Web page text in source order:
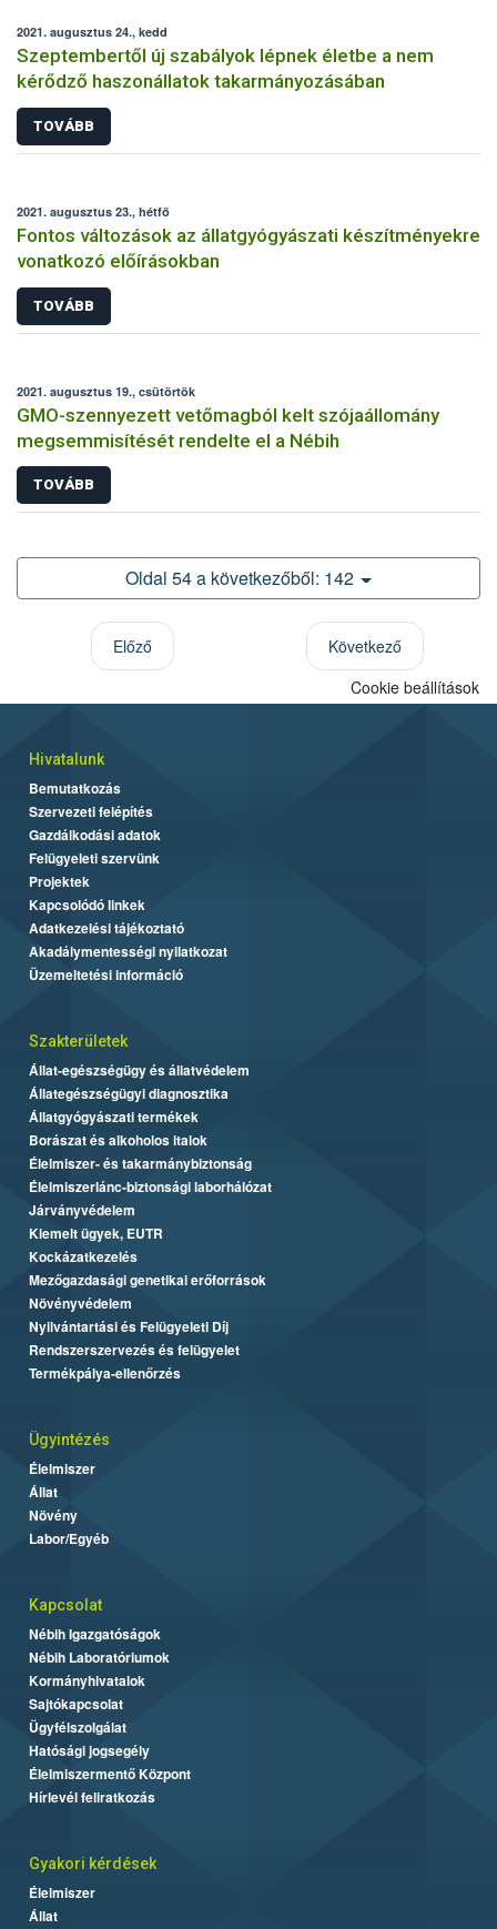
2021. augusztus 24., kedd
Szeptembertől új szabályok lépnek életbe a nem
kérődző haszonállatok takarmányozásában
TOVÁBB
2021. augusztus 23., hétfő
Fontos változások az állatgyógyászati készítményekre
vonatkozó előírásokban
TOVÁBB
2021. augusztus 19., csütörtök
GMO-szennyezett vetőmagból kelt szójaállomány
megsemmisítését rendelte el a Nébih
TOVÁBB
Oldal 54 a következőből: 142
Előző
Következő
Cookie beállítások
Hivatalunk
Bemutatkozás
Szervezeti felépítés
Gazdálkodási adatok
Felügyeleti szervünk
Projektek
Kapcsolódó linkek
Adatkezelési tájékoztató
Akadálymentességi nyilatkozat
Üzemeltetési információ
Szakterületek
Állat-egészségügy és állatvédelem
Állategészségügyi diagnosztika
Állatgyógyászati termékek
Borászat és alkoholos italok
Élelmiszer- és takarmánybiztonság
Élelmiszerlánc-biztonsági laborhálózat
Járványvédelem
Kiemelt ügyek, EUTR
Kockázatkezelés
Mezőgazdasági genetikai erőforrások
Növényvédelem
Nyilvántartási és Felügyeleti Díj
Rendszerszervezés és felügyelet
Termékpálya-ellenőrzés
Ügyintézés
Élelmiszer
Állat
Növény
Labor/Egyéb
Kapcsolat
Nébih Igazgatóságok
Nébih Laboratóriumok
Kormányhivatalok
Sajtókapcsolat
Ügyfélszolgálat
Hatósági jogsegély
Élelmiszermentő Központ
Hírlevél feliratkozás
Gyakori kérdések
Élelmiszer
Állat